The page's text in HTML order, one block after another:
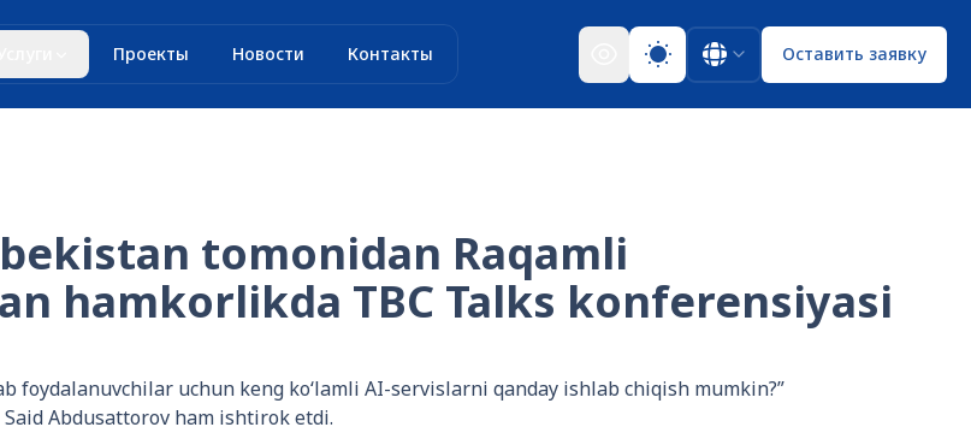
Проекты Новости Контакты Оставить заявку
tomonidan Raqamli
hamkorlikda TBC Talks konferensiyasi
uchun keng koʻlamli AI-servislarni qanday ishlab chiqish mumkin?”
Abdusattorov ham ishtirok etdi.